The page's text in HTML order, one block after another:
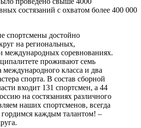
состязаний с охватом более 400 000
спортсмены достойно
на региональных,
международных соревнованиях.
проживают семь
международного класса и два
спорта. В состав сборной
входит 131 спортсмен, а 44
на состязаниях различного
наших спортсменов, всегда
гордимся каждым талантом! –